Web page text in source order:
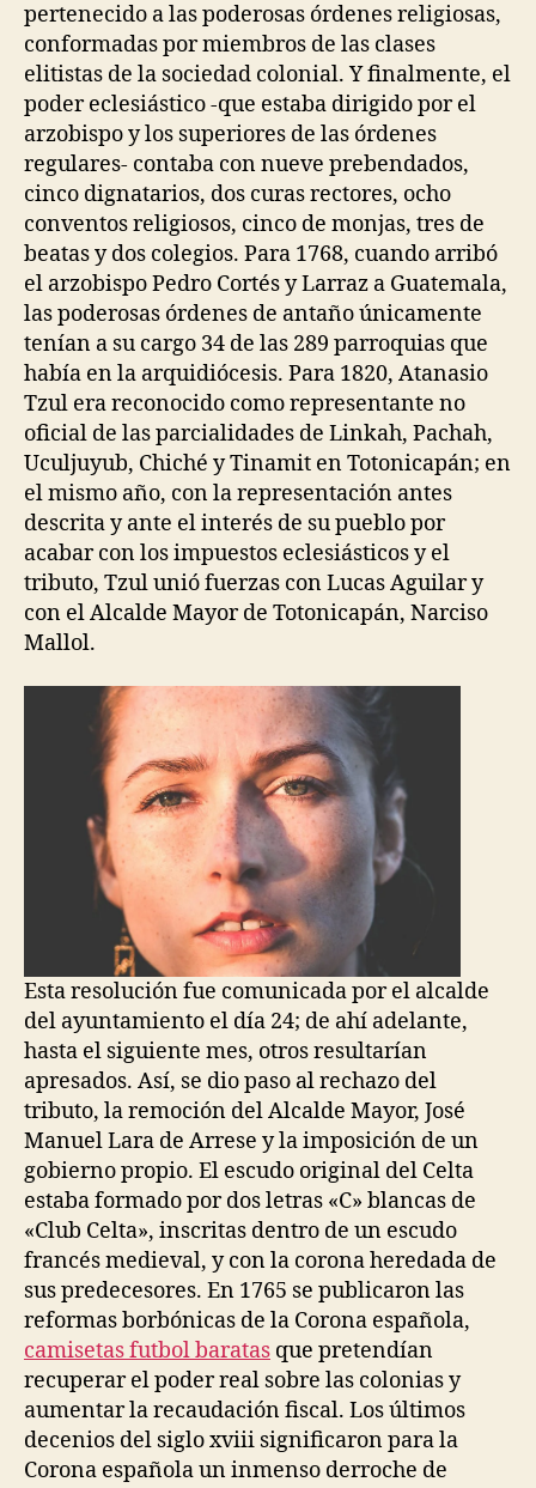
pertenecido a las poderosas órdenes religiosas,
conformadas por miembros de las clases
elitistas de la sociedad colonial. Y finalmente, el
poder eclesiástico -que estaba dirigido por el
arzobispo y los superiores de las órdenes
regulares- contaba con nueve prebendados,
cinco dignatarios, dos curas rectores, ocho
conventos religiosos, cinco de monjas, tres de
beatas y dos colegios. Para 1768, cuando arribó
el arzobispo Pedro Cortés y Larraz a Guatemala,
las poderosas órdenes de antaño únicamente
tenían a su cargo 34 de las 289 parroquias que
había en la arquidiócesis. Para 1820, Atanasio
Tzul era reconocido como representante no
oficial de las parcialidades de Linkah, Pachah,
Uculjuyub, Chiché y Tinamit en Totonicapán; en
el mismo año, con la representación antes
descrita y ante el interés de su pueblo por
acabar con los impuestos eclesiásticos y el
tributo, Tzul unió fuerzas con Lucas Aguilar y
con el Alcalde Mayor de Totonicapán, Narciso
Mallol.
Esta resolución fue comunicada por el alcalde
del ayuntamiento el día 24; de ahí adelante,
hasta el siguiente mes, otros resultarían
apresados. Así, se dio paso al rechazo del
tributo, la remoción del Alcalde Mayor, José
Manuel Lara de Arrese y la imposición de un
gobierno propio. El escudo original del Celta
estaba formado por dos letras «C» blancas de
«Club Celta», inscritas dentro de un escudo
francés medieval, y con la corona heredada de
sus predecesores. En 1765 se publicaron las
reformas borbónicas de la Corona española,
camisetas futbol baratas que pretendían
recuperar el poder real sobre las colonias y
aumentar la recaudación fiscal. Los últimos
decenios del siglo xviii significaron para la
Corona española un inmenso derroche de